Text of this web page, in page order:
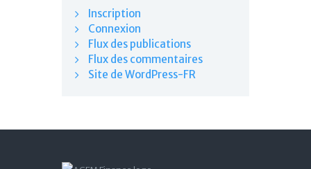
Inscription
Connexion
Flux des publications
Flux des commentaires
Site de WordPress-FR